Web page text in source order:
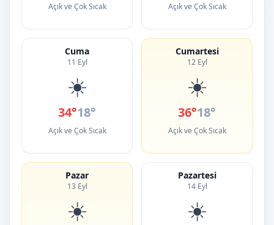
Açık ve Çok Sıcak Açık ve Çok Sıcak
Cuma
11 Eyl
☀️
34°18°
Açık ve Çok Sıcak
Cumartesi
12 Eyl
☀️
36°18°
Açık ve Çok Sıcak
Pazar
13 Eyl
☀️
Pazartesi
14 Eyl
☀️